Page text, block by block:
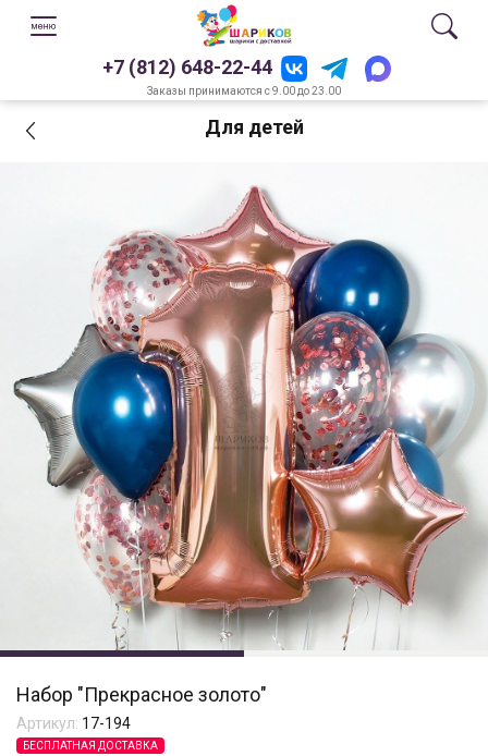
+7 (812) 648-22-44
Заказы принимаются с 9.00 до 23.00
Для детей
Набор "Прекрасное золото"
Артикул: 17-194
БЕСПЛАТНАЯ ДОСТАВКА